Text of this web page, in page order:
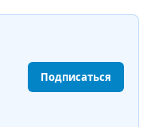
Подписаться